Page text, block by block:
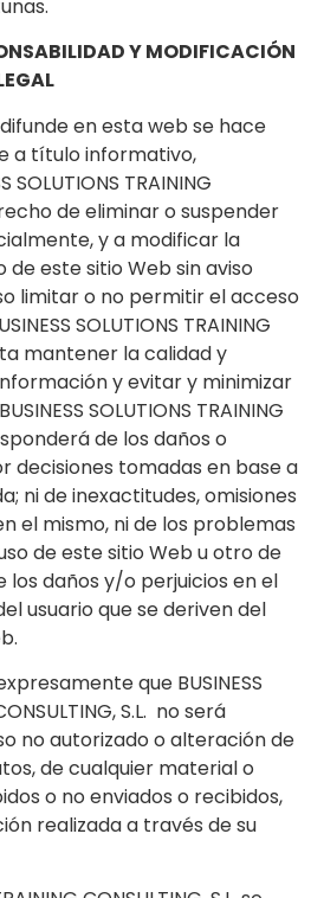
Y MODIFICACIÓN
en esta web se hace
a título informativo,
SOLUTIONS TRAINING
de eliminar o suspender
y a modificar la
este sitio Web sin aviso
limitar o no permitir el acceso
SOLUTIONS TRAINING
mantener la calidad y
y evitar y minimizar
SOLUTIONS TRAINING
de los daños o
decisiones tomadas en base a
ni de inexactitudes, omisiones
el mismo, ni de los problemas
de este sitio Web u otro de
los daños y/o perjuicios en el
usuario que se deriven del
que BUSINESS
S.L. no será
no autorizado o alteración de
de cualquier material o
o no enviados o recibidos,
realizada a través de su